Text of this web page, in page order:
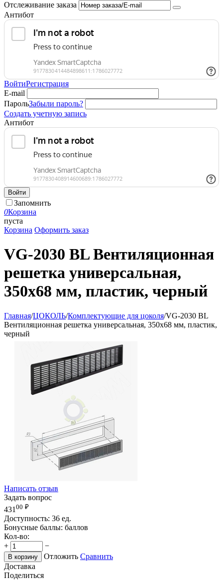
Отслеживание заказа
Антибот
ВойтиРегистрация
E-mail
ПарольЗабыли пароль?
Создать учетную запись
Антибот
Войти
Запомнить
0Корзина
пуста
Корзина Оформить заказ
VG-2030 BL Вентиляционная
решетка универсальная,
350х68 мм, пластик, черный
Главная/ЦОКОЛЬ/Комплектующие для цоколя/VG-2030 BL
Вентиляционная решетка универсальная, 350х68 мм, пластик,
черный
Написать отзыв
Задать вопрос
431 00 ₽
Доступность: 36 ед.
Бонусные баллы: баллов
Кол-во:
+
−
В корзину Отложить Сравнить
Доставка
Поделиться